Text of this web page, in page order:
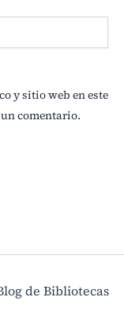
y sitio web en este
comentario.
de Bibliotecas